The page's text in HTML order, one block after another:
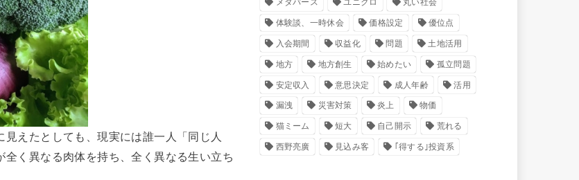
えたとしても、現実には誰一人「同じ人
く異なる肉体を持ち、全く異なる生い立ち
メタバース ユニクロ 丸い社会
体験談、一時休会 価格設定 優位点
入会期間 収益化 問題 土地活用
地方 地方創生 始めたい 孤立問題
安定収入 意思決定 成人年齢 活用
漏洩 災害対策 炎上 物価
猫ミーム 短大 自己開示 荒れる
西野亮廣 見込み客 ｢得する｣投資系